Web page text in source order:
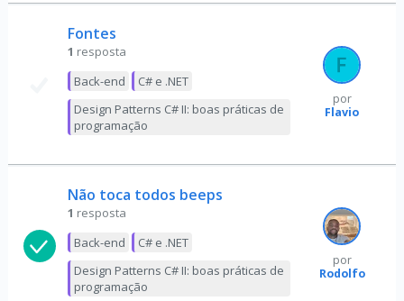
Fontes
1 resposta
Back-end
C# e .NET
Design Patterns C# II: boas práticas de
programação
por
Flavio
Não toca todos beeps
1 resposta
Back-end
C# e .NET
Design Patterns C# II: boas práticas de
programação
por
Rodolfo